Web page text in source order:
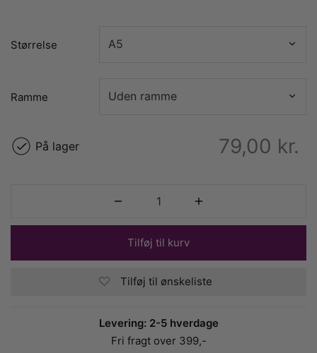
Størrelse
Ramme
79,00 kr.
På lager
Tilføj til kurv
Tilføj til ønskeliste
Levering: 2-5 hverdage
Fri fragt over 399,-